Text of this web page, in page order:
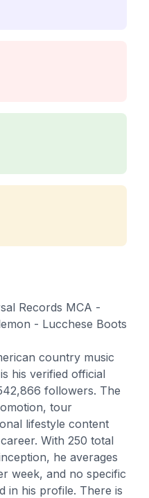
Records MCA -
- Lucchese Boots
country music
his verified official
followers. The
tour
lifestyle content
With 250 total
he averages
week, and no specific
in his profile. There is